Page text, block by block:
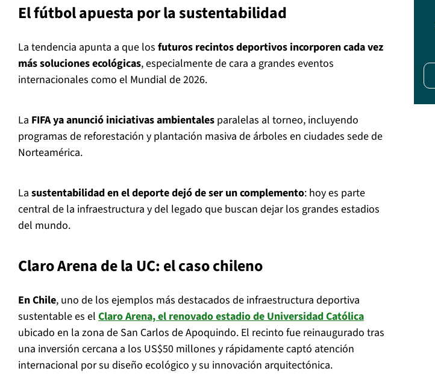
El fútbol apuesta por la sustentabilidad
La tendencia apunta a que los futuros recintos deportivos incorporen cada vez
más soluciones ecológicas, especialmente de cara a grandes eventos
internacionales como el Mundial de 2026.
La FIFA ya anunció iniciativas ambientales paralelas al torneo, incluyendo
programas de reforestación y plantación masiva de árboles en ciudades sede de
Norteamérica.
La sustentabilidad en el deporte dejó de ser un complemento: hoy es parte
central de la infraestructura y del legado que buscan dejar los grandes estadios
del mundo.
Claro Arena de la UC: el caso chileno
En Chile, uno de los ejemplos más destacados de infraestructura deportiva
sustentable es el Claro Arena, el renovado estadio de Universidad Católica
ubicado en la zona de San Carlos de Apoquindo. El recinto fue reinaugurado tras
una inversión cercana a los US$50 millones y rápidamente captó atención
internacional por su diseño ecológico y su innovación arquitectónica.